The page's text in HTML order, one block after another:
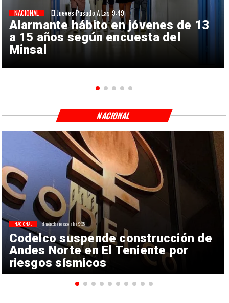
Alarmante hábito en jóvenes de 13
a 15 años según encuesta del
Minsal
NACIONAL El Jueves Pasado A Las 9:49
Codelco suspende construcción de
Andes Norte en El Teniente por
riesgos sísmicos
NACIONAL el miércoles pasado a las 9:35
NACIONAL